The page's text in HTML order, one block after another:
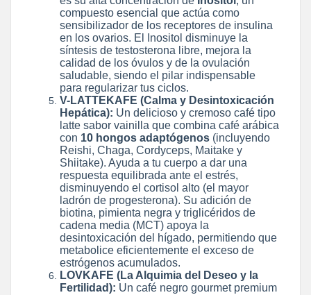
compuesto esencial que actúa como
sensibilizador de los receptores de insulina
en los ovarios. El Inositol disminuye la
síntesis de testosterona libre, mejora la
calidad de los óvulos y de la ovulación
saludable, siendo el pilar indispensable
para regularizar tus ciclos.
V-LATTEKAFE (Calma y Desintoxicación
Hepática): Un delicioso y cremoso café tipo
latte sabor vainilla que combina café arábica
con 10 hongos adaptógenos (incluyendo
Reishi, Chaga, Cordyceps, Maitake y
Shiitake). Ayuda a tu cuerpo a dar una
respuesta equilibrada ante el estrés,
disminuyendo el cortisol alto (el mayor
ladrón de progesterona). Su adición de
biotina, pimienta negra y triglicéridos de
cadena media (MCT) apoya la
desintoxicación del hígado, permitiendo que
metabolice eficientemente el exceso de
estrógenos acumulados.
LOVKAFE (La Alquimia del Deseo y la
Fertilidad): Un café negro gourmet premium